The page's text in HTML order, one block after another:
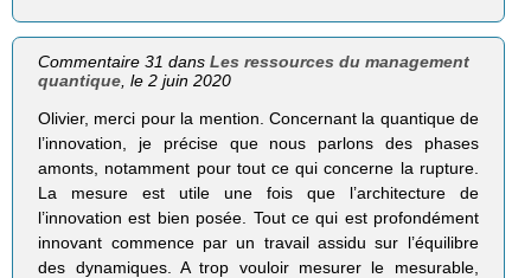
Commentaire 31 dansLes ressources du management
quantique , le 2 juin 2020
Olivier, merci pour la mention. Concernant la quantique de
l’innovation, je précise que nous parlons des phases
amonts, notamment pour tout ce qui concerne la rupture.
La mesure est utile une fois que l’architecture de
l’innovation est bien posée. Tout ce qui est profondément
innovant commence par un travail assidu sur l’équilibre
des dynamiques. A trop vouloir mesurer le mesurable,